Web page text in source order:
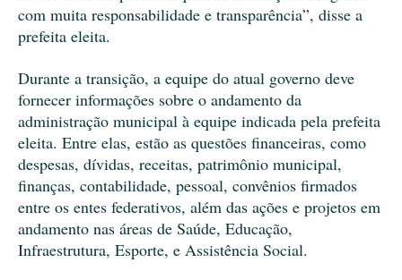
com muita responsabilidade e transparência”, disse a
prefeita eleita.
Durante a transição, a equipe do atual governo deve
fornecer informações sobre o andamento da
administração municipal à equipe indicada pela prefeita
eleita. Entre elas, estão as questões financeiras, como
despesas, dívidas, receitas, patrimônio municipal,
finanças, contabilidade, pessoal, convênios firmados
entre os entes federativos, além das ações e projetos em
andamento nas áreas de Saúde, Educação,
Infraestrutura, Esporte, e Assistência Social.